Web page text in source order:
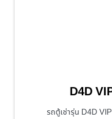
D4D
รถตู้เช่ารุ่น D4D